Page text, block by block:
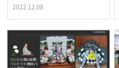
2022.12.08